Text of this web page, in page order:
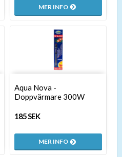
MER INFO
Aqua Nova -
Doppvärmare 300W
185 SEK
MER INFO